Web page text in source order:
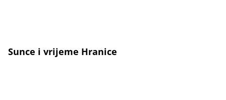
Sunce i vrijeme Hranice